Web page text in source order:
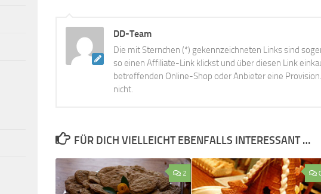
DD-Team
Die mit Sternchen (*) gekennzeichneten Links sind
so einen Affiliate-Link klickst und über diesen Link
betreffenden Online-Shop oder Anbieter eine
nicht.
FÜR DICH VIELLEICHT EBENFALLS INTERESSANT …
2